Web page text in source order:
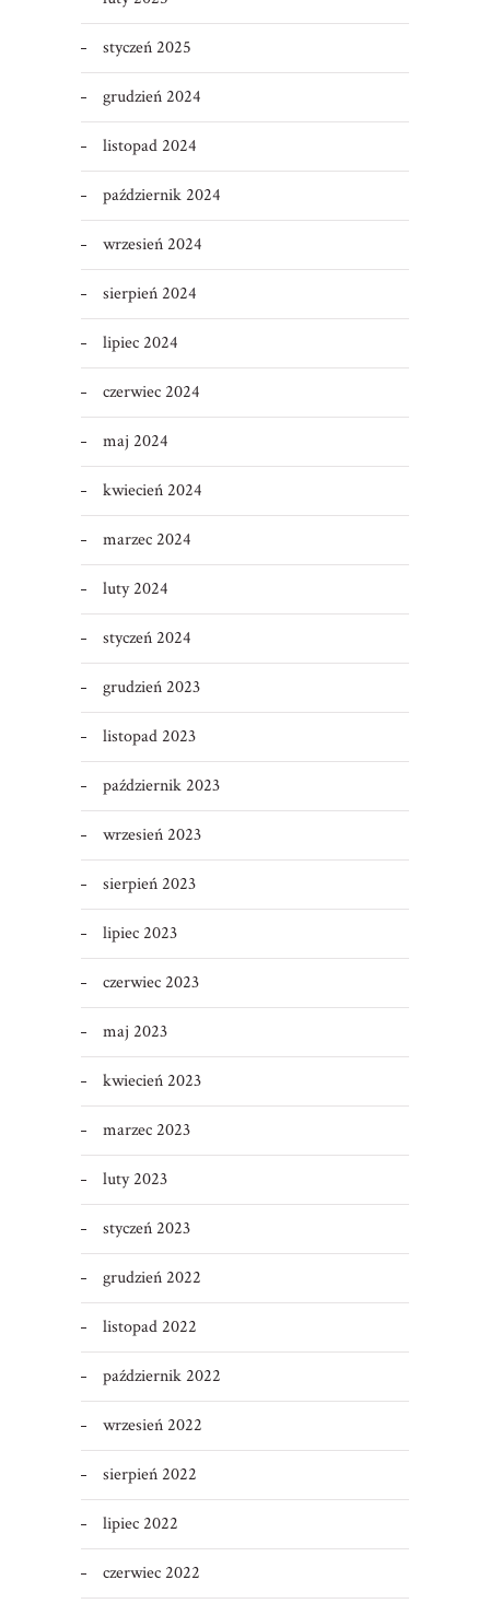
styczeń 2025
grudzień 2024
listopad 2024
październik 2024
wrzesień 2024
sierpień 2024
lipiec 2024
czerwiec 2024
maj 2024
kwiecień 2024
marzec 2024
luty 2024
styczeń 2024
grudzień 2023
listopad 2023
październik 2023
wrzesień 2023
sierpień 2023
lipiec 2023
czerwiec 2023
maj 2023
kwiecień 2023
marzec 2023
luty 2023
styczeń 2023
grudzień 2022
listopad 2022
październik 2022
wrzesień 2022
sierpień 2022
lipiec 2022
czerwiec 2022